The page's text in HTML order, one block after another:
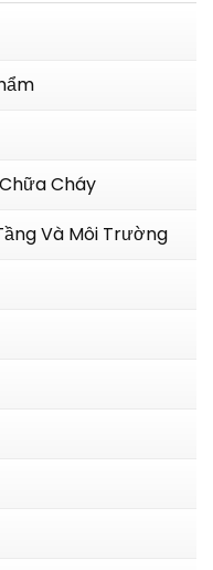
Cháy
Và Môi Trường